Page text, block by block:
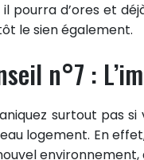
il pourra d’ores et
le sien également.
n°7 :
surtout pas
logement. En
environnement,